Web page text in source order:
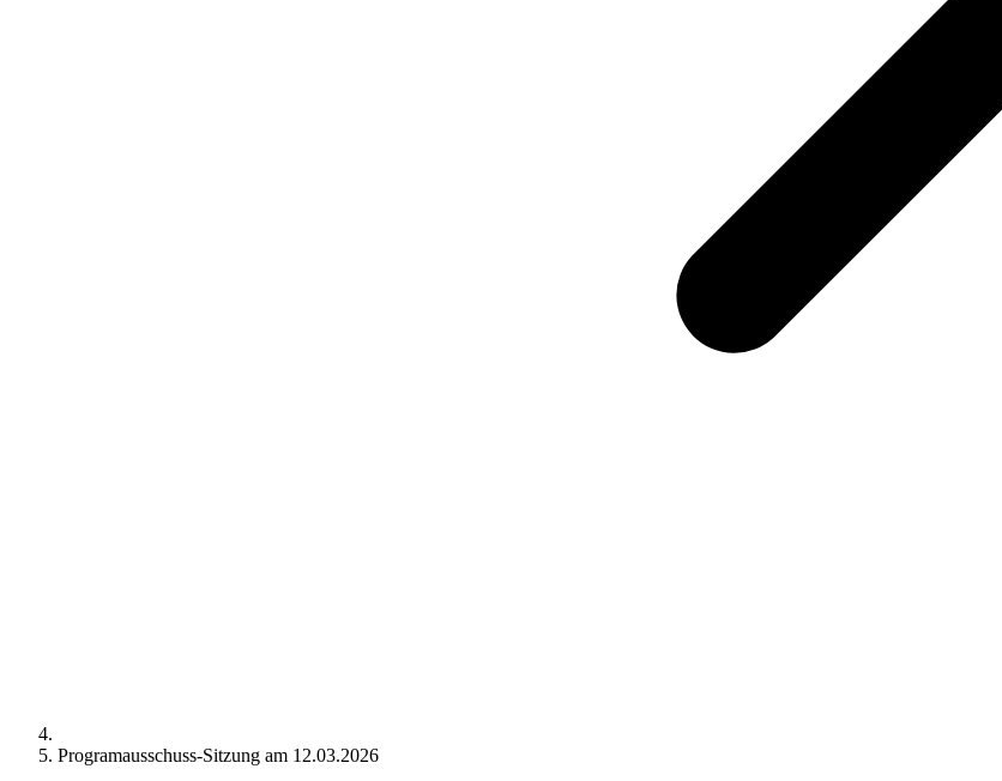
Programausschuss-Sitzung am 12.03.2026